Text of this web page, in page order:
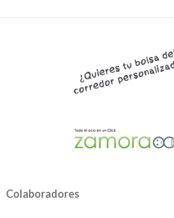
Colaboradores